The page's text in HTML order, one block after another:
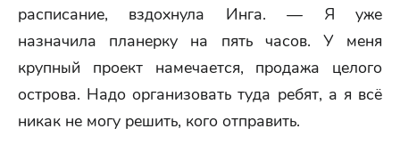
расписание, вздохнула Инга. — Я уже
назначила планерку на пять часов. У меня
крупный проект намечается, продажа целого
острова. Надо организовать туда ребят, а я всё
никак не могу решить, кого отправить.